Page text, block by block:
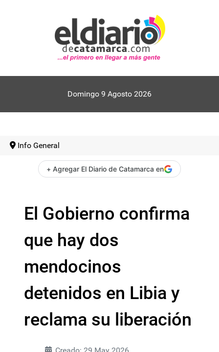
Domingo 9 Agosto 2026
Info General
+ Agregar El Diario de Catamarca en
El Gobierno confirma
que hay dos
mendocinos
detenidos en Libia y
reclama su liberación